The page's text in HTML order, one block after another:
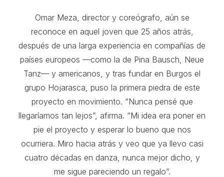
Omar Meza, director y coreógrafo, aún se
reconoce en aquel joven que 25 años atrás,
después de una larga experiencia en compañías de
países europeos —como la de Pina Bausch, Neue
Tanz— y americanos, y tras fundar en Burgos el
grupo Hojarasca, puso la primera piedra de este
proyecto en movimiento. “Nunca pensé que
llegaríamos tan lejos”, afirma. “Mi idea era poner en
pie el proyecto y esperar lo bueno que nos
ocurriera. Miro hacia atrás y veo que ya llevo casi
cuatro décadas en danza, nunca mejor dicho, y
me sigue pareciendo un regalo”.